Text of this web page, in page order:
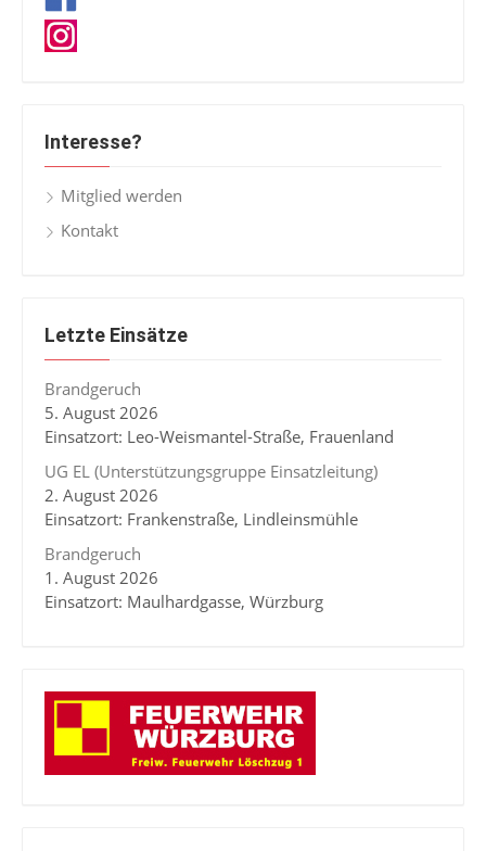
Interesse?
Mitglied werden
Kontakt
Letzte Einsätze
Brandgeruch
5. August 2026
Einsatzort: Leo-Weismantel-Straße, Frauenland
UG EL (Unterstützungsgruppe Einsatzleitung)
2. August 2026
Einsatzort: Frankenstraße, Lindleinsmühle
Brandgeruch
1. August 2026
Einsatzort: Maulhardgasse, Würzburg